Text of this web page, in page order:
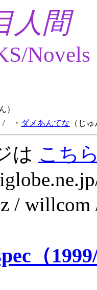
人間
Novels
）
/ ・ ダメあんてな （じ
は こち
/
（